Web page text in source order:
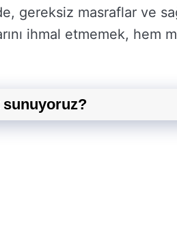
gereksiz masraflar ve
ihmal etmemek, hem